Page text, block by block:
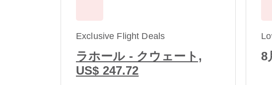
Exclusive Flight Deals
ラホール - クウェート,
US$ 247.72
8